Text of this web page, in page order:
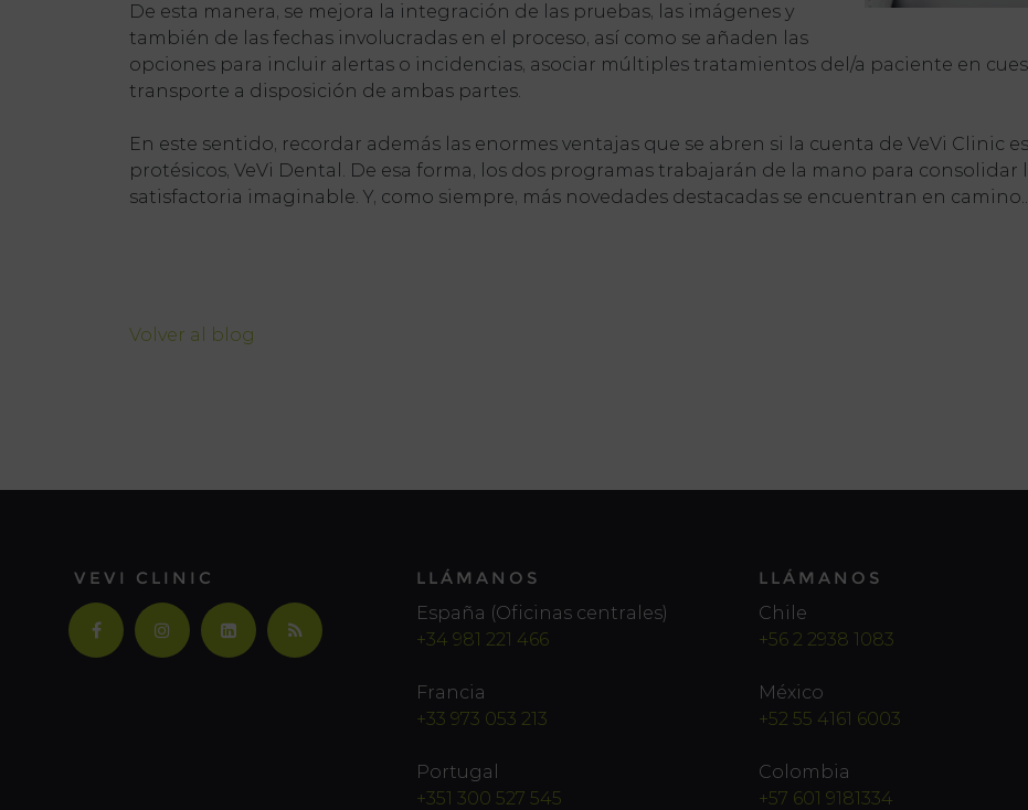
De esta manera, se mejora la integración de las pruebas, las imágenes y
también de las fechas involucradas en el proceso, así como se añaden las
opciones para incluir alertas o incidencias, asociar múltiples tratamientos del/a paciente en
transporte a disposición de ambas partes.
En este sentido, recordar además las enormes ventajas que se abren si la cuenta de VeVi Clinic
protésicos, VeVi Dental. De esa forma, los dos programas trabajarán de la mano para consolidar
satisfactoria imaginable. Y, como siempre, más novedades destacadas se encuentran en
Volver al blog
VEVI CLINIC
LLÁMANOS
España (Oficinas centrales)
+34 981 221 466
Francia
+33 973 053 213
Portugal
+351 300 527 545
LLÁMANOS
Chile
+56 2 2938 1083
México
+52 55 4161 6003
Colombia
+57 601 9181334